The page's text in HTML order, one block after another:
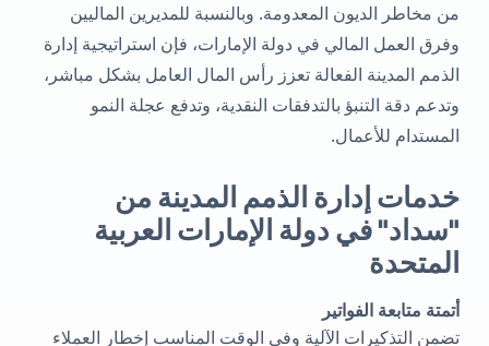
من مخاطر الديون المعدومة. وبالنسبة للمديرين الماليين
وفرق العمل المالي في دولة الإمارات، فإن استراتيجية إدارة
الذمم المدينة الفعالة تعزز رأس المال العامل بشكل مباشر،
وتدعم دقة التنبؤ بالتدفقات النقدية، وتدفع عجلة النمو
المستدام للأعمال.
خدمات إدارة الذمم المدينة من
"سداد" في دولة الإمارات العربية
المتحدة
أتمتة متابعة الفواتير
تضمن التذكيرات الآلية وفي الوقت المناسب إخطار العملاء